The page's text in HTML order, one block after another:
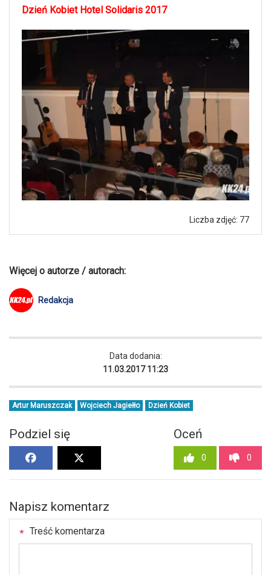
Dzień Kobiet Hotel Solidaris 2017
Liczba zdjęć: 77
Więcej o autorze / autorach:
Redakcja
Data dodania:
11.03.2017 11:23
Artur Maruszczak Wojciech Jagiełło Dzień Kobiet
Podziel się Oceń
0 0
Napisz komentarz
Treść komentarza